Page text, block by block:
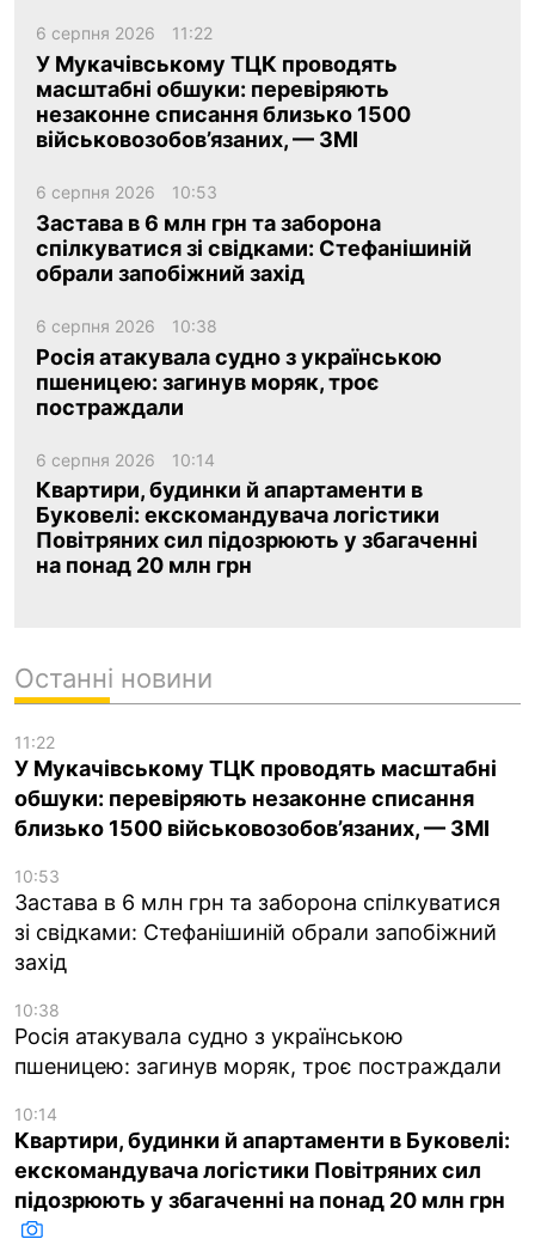
6 серпня 2026 11:22
У Мукачівському ТЦК проводять
масштабні обшуки: перевіряють
незаконне списання близько 1500
військовозобов’язаних, — ЗМІ
6 серпня 2026 10:53
Застава в 6 млн грн та заборона
спілкуватися зі свідками: Стефанішиній
обрали запобіжний захід
6 серпня 2026 10:38
Росія атакувала судно з українською
пшеницею: загинув моряк, троє
постраждали
6 серпня 2026 10:14
Квартири, будинки й апартаменти в
Буковелі: екскомандувача логістики
Повітряних сил підозрюють у збагаченні
на понад 20 млн грн
Останні новини
11:22
У Мукачівському ТЦК проводять масштабні
обшуки: перевіряють незаконне списання
близько 1500 військовозобов’язаних, — ЗМІ
10:53
Застава в 6 млн грн та заборона спілкуватися
зі свідками: Стефанішиній обрали запобіжний
захід
10:38
Росія атакувала судно з українською
пшеницею: загинув моряк, троє постраждали
10:14
Квартири, будинки й апартаменти в Буковелі:
екскомандувача логістики Повітряних сил
підозрюють у збагаченні на понад 20 млн грн